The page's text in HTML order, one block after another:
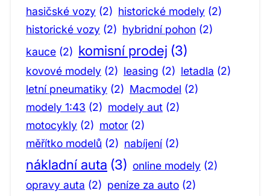
hasičské vozy (2) historické modely (2)
historické vozy (2) hybridní pohon (2)
kauce (2) komisní prodej (3)
kovové modely (2) leasing (2) letadla (2)
letní pneumatiky (2) Macmodel (2)
modely 1:43 (2) modely aut (2)
motocykly (2) motor (2)
měřítko modelů (2) nabíjení (2)
nákladní auta (3) online modely (2)
opravy auta (2) peníze za auto (2)